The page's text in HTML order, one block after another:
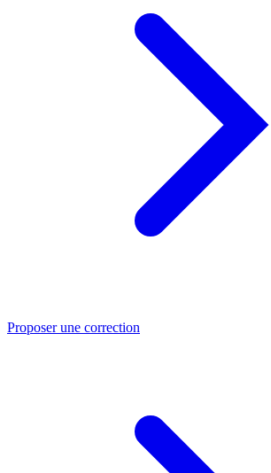
Proposer une correction